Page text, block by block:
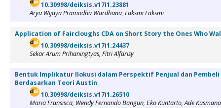
10.30998/deiksis.v17i1.23881
Arya Wijaya Pramodha Wardhana, Laksmi Laksmi
Application of Faircloughs CDA on Short Story the Ones Who
10.30998/deiksis.v17i1.24437
Sekar Arum Prihaningtyas, Fitri Alfarisy
Bentuk Implikatur Ilokusi dalam Perspektif Penjual dan Pembeli
Berdasarkan Teori Austin
10.30998/deiksis.v17i1.26510
Maria Fransisca, Wendy Fernando Bangun, Eko Kuntarto, Ade Kusmana